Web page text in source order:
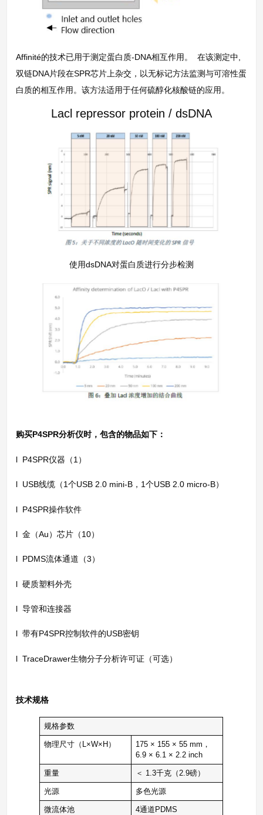
Affinité的技术已用于测定蛋白质-DNA相互作用。 在该测定中,
双链DNA片段在SPR芯片上杂交，以无标记方法监测与可溶性蛋
白质的相互作用。该方法适用于任何硫醇化核酸链的应用。
Lacl repressor protein / dsDNA
使用dsDNA对蛋白质进行分步检测
购买P4SPR分析仪时，包含的物品如下：
l P4SPR仪器（1）
l USB线缆（1个USB 2.0 mini-B，1个USB 2.0 micro-B）
l P4SPR操作软件
l 金（Au）芯片（10）
l PDMS流体通道（3）
l 硬质塑料外壳
l 导管和连接器
l 带有P4SPR控制软件的USB密钥
l TraceDrawer生物分子分析许可证（可选）
技术规格
规格参数
物理尺寸（L×W×H）
175 × 155 × 55 mm，
6.9 × 6.1 × 2.2 inch
重量 ＜ 1.3千克（2.9磅）
光源 多色光源
微流体池 4通道PDMS